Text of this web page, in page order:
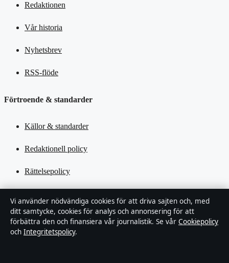
Redaktionen
Vår historia
Nyhetsbrev
RSS-flöde
Förtroende & standarder
Källor & standarder
Redaktionell policy
Rättelsepolicy
Kändisar & integritet
Integritetspolicy
Vi använder nödvändiga cookies för att driva sajten och, med
ditt samtycke, cookies för analys och annonsering för att
förbättra den och finansiera vår journalistik. Se vår Cookiepolicy
och Integritetspolicy.